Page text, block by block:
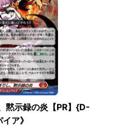
示録の炎【PR】{D-
ア》